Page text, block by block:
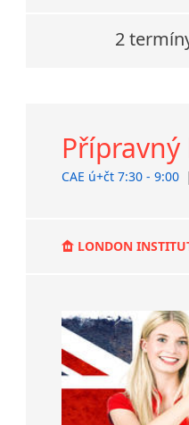
2
CAE ú+čt 7:30 - 9:00 |
LONDON